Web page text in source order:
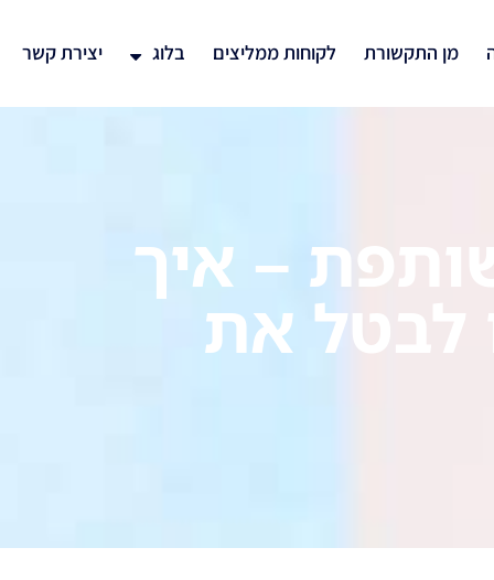
מן התקשורת לקוחות ממליצים בלוג יצירת קשר
– איך
לבטל את